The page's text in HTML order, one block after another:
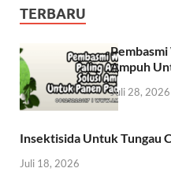
TERBARU
Ampuh
Juli 28, 2026
Insektisida Untuk Tungau
Juli 18, 2026